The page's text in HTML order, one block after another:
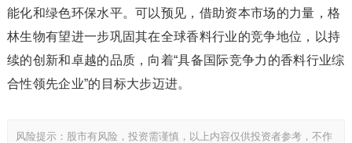
能化和绿色环保水平。可以预见，借助资本市场的力量，格
林生物有望进一步巩固其在全球香料行业的竞争地位，以持
续的创新和卓越的品质，向着“具备国际竞争力的香料行业综
合性领先企业”的目标大步迈进。
风险提示：股市有风险，投资需谨慎，以上内容仅供投资者参考，不作